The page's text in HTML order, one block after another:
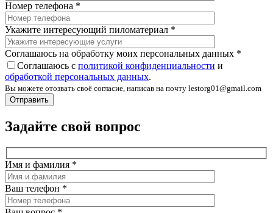
Номер телефона *
Укажите интересующий пиломатериал *
Соглашаюсь на обработку моих персональных данных *
Соглашаюсь с политикой конфиденциальности и
обработкой персональных данных.
Вы можете отозвать своё согласие, написав на почту lestorg01@gmail.com
Задайте свой вопрос
Имя и фамилия *
Ваш телефон *